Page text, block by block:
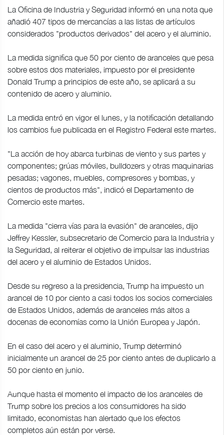
La Oficina de Industria y Seguridad informó en una nota que
añadió 407 tipos de mercancías a las listas de artículos
considerados "productos derivados" del acero y el aluminio.
La medida significa que 50 por ciento de aranceles que pesa
sobre estos dos materiales, impuesto por el presidente
Donald Trump a principios de este año, se aplicará a su
contenido de acero y aluminio.
La medida entró en vigor el lunes, y la notificación detallando
los cambios fue publicada en el Registro Federal este martes.
"La acción de hoy abarca turbinas de viento y sus partes y
componentes; grúas móviles, bulldozers y otras maquinarias
pesadas; vagones, muebles, compresores y bombas, y
cientos de productos más", indicó el Departamento de
Comercio este martes.
La medida "cierra vías para la evasión" de aranceles, dijo
Jeffrey Kessler, subsecretario de Comercio para la Industria y
la Seguridad, al reiterar el objetivo de impulsar las industrias
del acero y el aluminio de Estados Unidos.
Desde su regreso a la presidencia, Trump ha impuesto un
arancel de 10 por ciento a casi todos los socios comerciales
de Estados Unidos, además de aranceles más altos a
docenas de economías como la Unión Europea y Japón.
En el caso del acero y el aluminio, Trump determinó
inicialmente un arancel de 25 por ciento antes de duplicarlo a
50 por ciento en junio.
Aunque hasta el momento el impacto de los aranceles de
Trump sobre los precios a los consumidores ha sido
limitado, economistas han alertado que los efectos
completos aún están por verse.